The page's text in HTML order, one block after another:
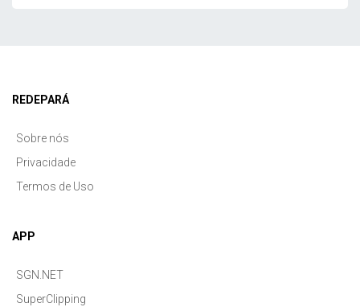
REDEPARÁ
Sobre nós
Privacidade
Termos de Uso
APP
SGN.NET
SuperClipping